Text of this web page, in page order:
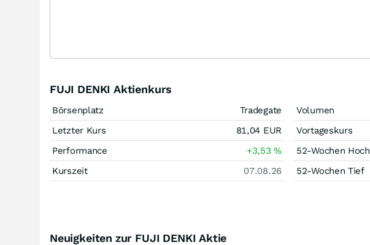
FUJI DENKI Aktienkurs
Börsenplatz
Tradegate
Letzter Kurs
81,04 EUR
Performance
+3,53%
Kurszeit
07.08.26
Volumen
Vortageskurs
52-Wochen Hoch
52-Wochen Tief
Neuigkeiten zur FUJI DENKI Aktie